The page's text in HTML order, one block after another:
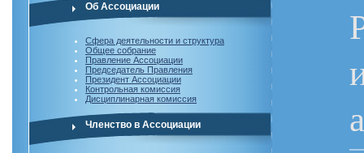
Об Ассоциации
Сфера деятельности и структура
Общее собрание
Правление Ассоциации
Председатель Правления
Президент Ассоциации
Контрольная комиссия
Дисциплинарная комиссия
Членство в Ассоциации